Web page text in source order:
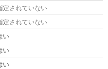
定されていない
定されていない
い
い
い